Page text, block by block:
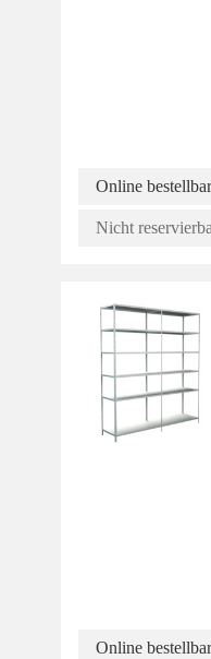
Online bestellbar
Nicht
Online bestellbar